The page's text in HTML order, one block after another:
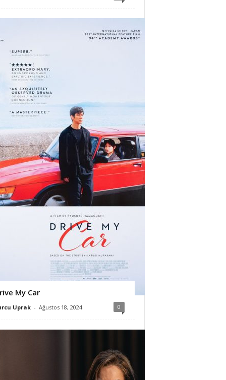
My Car
Uprak - Ağustos 18, 2024 0